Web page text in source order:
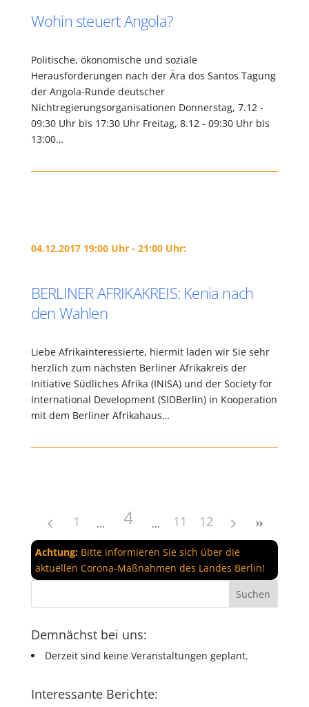
Wohin steuert Angola?
Politische, ökonomische und soziale
Herausforderungen nach der Ära dos Santos Tagung
der Angola-Runde deutscher
Nichtregierungsorganisationen Donnerstag, 7.12 -
09:30 Uhr bis 17:30 Uhr Freitag, 8.12 - 09:30 Uhr bis
13:00…
04.12.2017 19:00 Uhr - 21:00 Uhr:
BERLINER AFRIKAKREIS: Kenia nach
den Wahlen
Liebe Afrikainteressierte, hiermit laden wir Sie sehr
herzlich zum nächsten Berliner Afrikakreis der
Initiative Südliches Afrika (INISA) und der Society for
International Development (SIDBerlin) in Kooperation
mit dem Berliner Afrikahaus…
1 4 11 12
Achtung:Bitte informieren Sie sich über die
aktuellen Corona-Maßnahmen des Landes Berlin!
Demnächst bei uns:
Derzeit sind keine Veranstaltungen geplant.
Interessante Berichte: